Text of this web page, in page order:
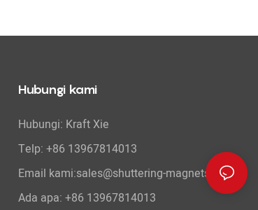
Hubungi kami
Hubungi: Kraft Xie
Telp: +86 13967814013
Email kami:sales@shuttering-magnets.com
Ada apa: +86 13967814013